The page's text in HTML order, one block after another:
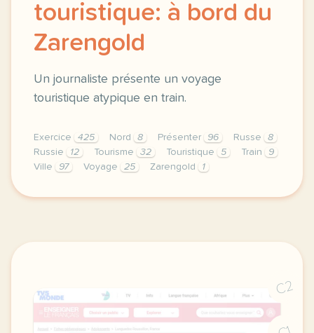
touristique: à bord du
Zarengold
Un journaliste présente un voyage
touristique atypique en train.
Exercice 425 Nord 8 Présenter 96 Russe
8
Russie
12 Tourisme 32 Touristique 5 Train
9
Ville
97 Voyage 25 Zarengold 1
exercice b1 tourisme proposer une prestation
C2